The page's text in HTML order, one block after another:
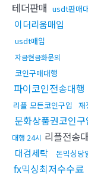
테더판매 usdt판매
이더리움매입
usdt매입
자금현금화문의
코인구매대행
파이코인전송대행
리플 모든코인구입 재
문화상품권코인구
대행 24시 리플전송
대검세탁 돈믹싱당
fx믹싱최저수수료